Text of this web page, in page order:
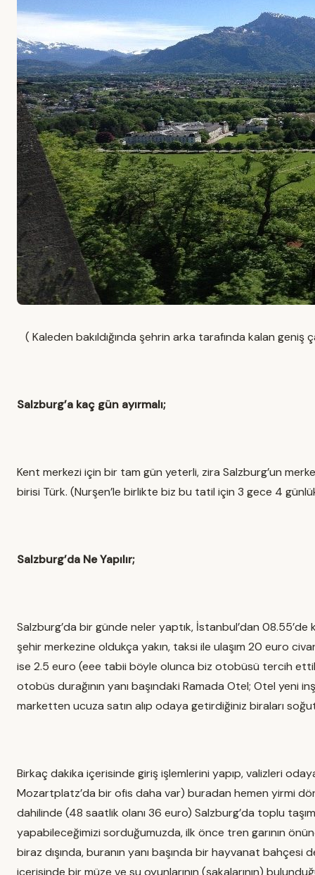
( Kaleden bakıldığında şehrin arka tarafında kalan
Salzburg’a kaç gün ayırmalı;
Kent merkezi için bir tam gün yeterli, zira Salzburg’un
birisi Türk. (Nurşen’le birlikte biz bu tatil için 3 gece 4
Salzburg’da Ne Yapılır;
Salzburg’da bir günde neler yaptık, İstanbul’dan
şehir merkezine oldukça yakın, taksi ile ulaşım 20 euro
ise 2.5 euro (eee tabii böyle olunca biz otobüsü tercih
otobüs durağının yanı başındaki Ramada Otel; Otel yeni
marketten ucuza satın alıp odaya getirdiğiniz biraları
Birkaç dakika içerisinde giriş işlemlerini yapıp, valizleri
Mozartplatz’da bir ofis daha var) buradan hemen yirmi
dahilinde (48 saatlik olanı 36 euro) Salzburg’da toplu
yapabileceğimizi sorduğumuzda, ilk önce tren garının
biraz dışında, buranın yanı başında bir hayvanat
içerisinde bir müze ve su oyunlarının (şakalarının)